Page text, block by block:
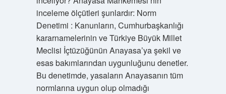
inceleme ölçütleri şunlardır: Norm
Denetimi : Kanunların, Cumhurbaşkanlığı
kararnamelerinin ve Türkiye Büyük Millet
Meclisi İçtüzüğünün Anayasa’ya şekil ve
esas bakımlarından uygunluğunu denetler.
Bu denetimde, yasaların Anayasanın tüm
normlarına uygun olup olmadığı